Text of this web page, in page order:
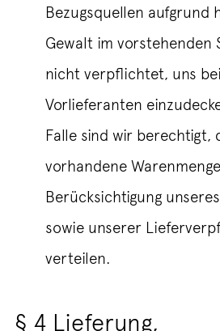
Bezugsquellen aufgrund
Gewalt im vorstehenden
nicht verpflichtet, uns
Vorlieferanten
Falle sind wir berechtigt,
vorhandene
Berücksichtigung
sowie unserer
verteilen.
§ 4 Lieferung,